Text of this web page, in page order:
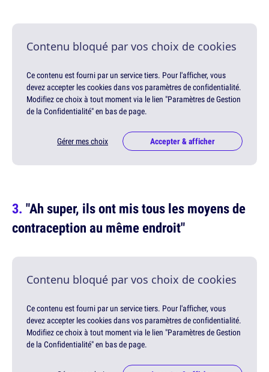
Contenu bloqué par vos choix de cookies
Ce contenu est fourni par un service tiers. Pour l'afficher, vous
devez accepter les cookies dans vos paramètres de confidentialité.
Modifiez ce choix à tout moment via le lien "Paramètres de Gestion
de la Confidentialité" en bas de page.
Gérer mes choix Accepter & afficher
"Ah super, ils ont mis tous les moyens de
contraception au même endroit"
Contenu bloqué par vos choix de cookies
Ce contenu est fourni par un service tiers. Pour l'afficher, vous
devez accepter les cookies dans vos paramètres de confidentialité.
Modifiez ce choix à tout moment via le lien "Paramètres de Gestion
de la Confidentialité" en bas de page.